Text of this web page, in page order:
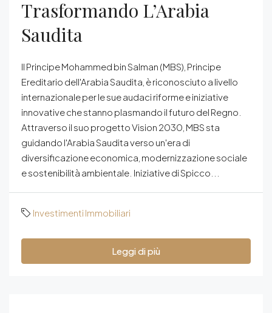
Trasformando L’Arabia
Saudita
Il Principe Mohammed bin Salman (MBS), Principe
Ereditario dell'Arabia Saudita, è riconosciuto a livello
internazionale per le sue audaci riforme e iniziative
innovative che stanno plasmando il futuro del Regno.
Attraverso il suo progetto Vision 2030, MBS sta
guidando l'Arabia Saudita verso un'era di
diversificazione economica, modernizzazione sociale
e sostenibilità ambientale. Iniziative di Spicco...
Investimenti Immobiliari
Leggi di più